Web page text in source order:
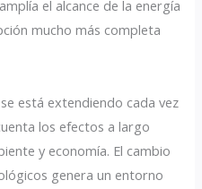
el alcance de la energía
mucho más completa
está extendiendo cada vez
los efectos a largo
y economía. El cambio
genera un entorno